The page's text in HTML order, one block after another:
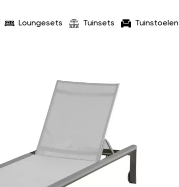
Loungesets Tuinsets Tuinstoelen